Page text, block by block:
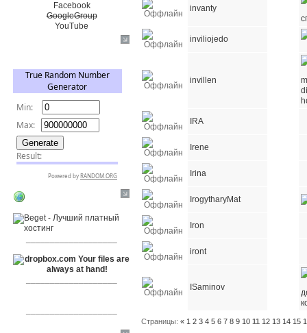
Facebook
GoogleGroup
YouTube
invanty
inviliojedo
invillen
IRA
Irene
Irina
IrogytharyMat
Iron
iront
ISaminov
Страницы:« 1 2 3 4 5 6 7 8 9 10 11 12 13 14 15